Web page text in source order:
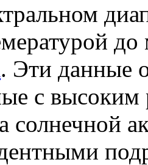
. Эти данные
с высоким
солнечной